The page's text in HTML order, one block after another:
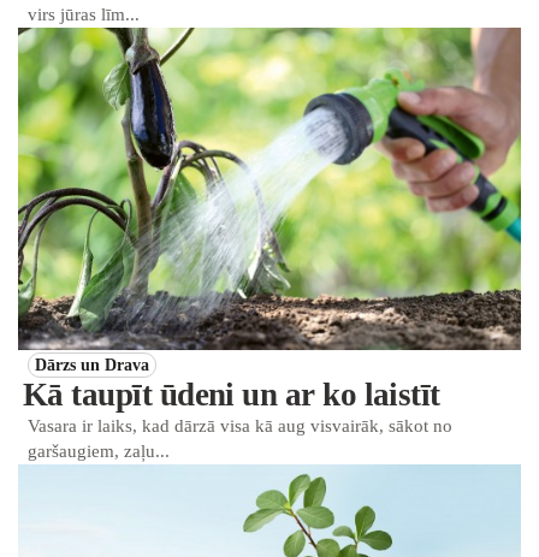
virs jūras līm...
Dārzs un Drava
Kā taupīt ūdeni un ar ko laistīt
Vasara ir laiks, kad dārzā visa kā aug visvairāk, sākot no
garšaugiem, zaļu...